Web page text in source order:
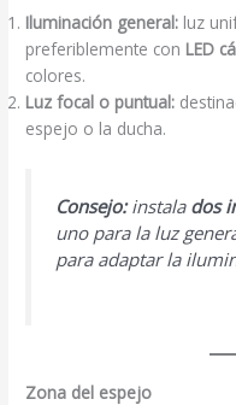
Iluminación general: luz
preferiblemente con LED
colores.
Luz focal o puntual:
espejo o la ducha.
Consejo:instala dos
uno para la luz
para adaptar la
Zona del espejo